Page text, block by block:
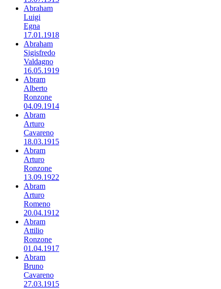
Abraham
Luigi
Egna
17.01.1918
Abraham
Sigisfredo
Valdagno
16.05.1919
Abram
Alberto
Ronzone
04.09.1914
Abram
Arturo
Cavareno
18.03.1915
Abram
Arturo
Ronzone
13.09.1922
Abram
Arturo
Romeno
20.04.1912
Abram
Attilio
Ronzone
01.04.1917
Abram
Bruno
Cavareno
27.03.1915